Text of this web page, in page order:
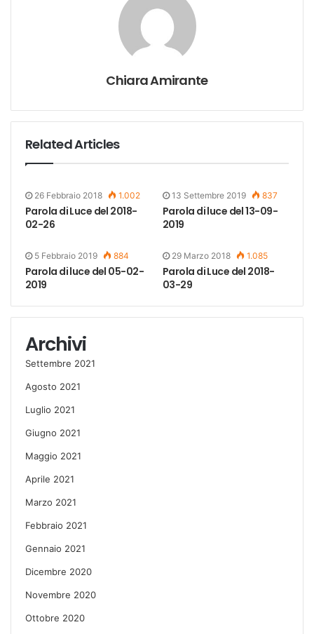
Chiara Amirante
Related Articles
26 Febbraio 2018 1.002
Parola di Luce del 2018-
02-26
13 Settembre 2019 837
Parola di luce del 13-09-
2019
5 Febbraio 2019 884
Parola di luce del 05-02-
2019
29 Marzo 2018 1.085
Parola di Luce del 2018-
03-29
Archivi
Settembre 2021
Agosto 2021
Luglio 2021
Giugno 2021
Maggio 2021
Aprile 2021
Marzo 2021
Febbraio 2021
Gennaio 2021
Dicembre 2020
Novembre 2020
Ottobre 2020